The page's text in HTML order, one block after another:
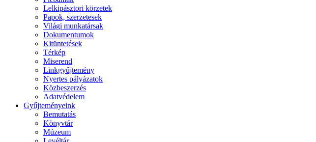
Lelkipásztori körzetek
Papok, szerzetesek
Világi munkatársak
Dokumentumok
Kitüntetések
Térkép
Miserend
Linkgyűjtemény
Nyertes pályázatok
Közbeszerzés
Adatvédelem
Gyűjteményeink
Bemutatás
Könyvtár
Múzeum